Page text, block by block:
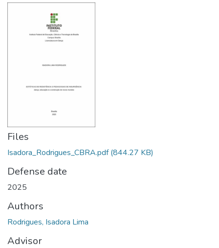
Files
Isadora_Rodrigues_CBRA.pdf(844.27 KB)
Defense date
2025
Authors
Rodrigues, Isadora Lima
Advisor